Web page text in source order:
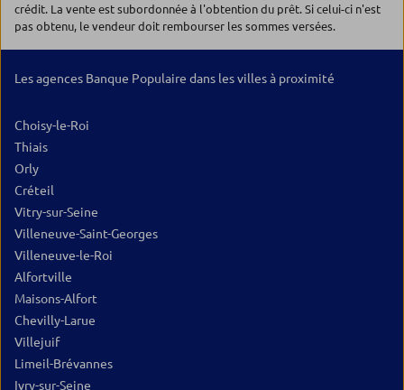
crédit. La vente est subordonnée à l'obtention du prêt. Si celui-ci n'est
pas obtenu, le vendeur doit rembourser les sommes versées.
Les agences Banque Populaire dans les villes à proximité
Choisy-le-Roi
Thiais
Orly
Créteil
Vitry-sur-Seine
Villeneuve-Saint-Georges
Villeneuve-le-Roi
Alfortville
Maisons-Alfort
Chevilly-Larue
Villejuif
Limeil-Brévannes
Ivry-sur-Seine